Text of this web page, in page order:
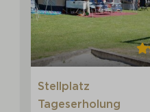
Stellplatz
Tageserholung